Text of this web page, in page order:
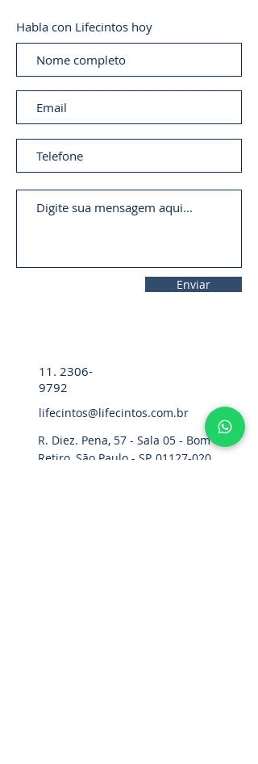
Habla con Lifecintos hoy
Enviar
11. 2306-
9792
lifecintos@lifecintos.com.br
R. Diez. Pena, 57 - Sala 05 - Bom
Retiro, São Paulo - SP, 01127-020